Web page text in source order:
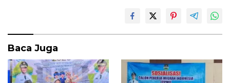
Baca Juga